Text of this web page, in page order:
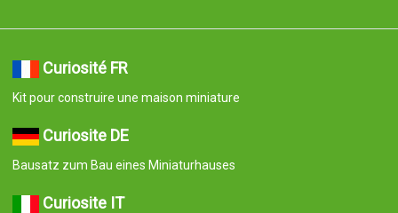
Curiosité FR
Kit pour construire une maison miniature
Curiosite DE
Bausatz zum Bau eines Miniaturhauses
Curiosite IT